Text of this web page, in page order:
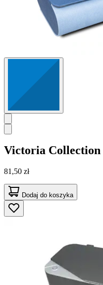
Victoria Collection
81,50 zł
Dodaj do koszyka